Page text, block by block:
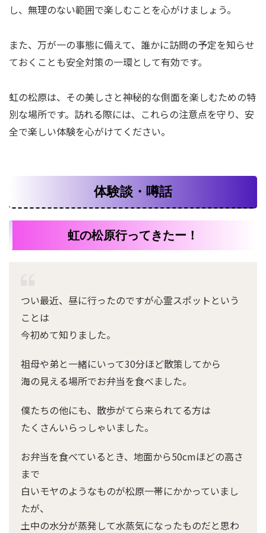
し、無理のない範囲で楽しむことを心がけましょう。
また、万が一の事態に備えて、誰かに訪問の予定を知らせ
ておくことも安全対策の一環として有効です。
虹の松原は、その美しさと神秘的な側面を楽しむための特
別な場所です。訪れる際には、これらの注意点を守り、安
全で楽しい体験を心がけてください。
体験談・噂話
虹の松原行ってきたー！
つい最近、昼に行ったのですが心霊スポットという
ことは
今初めて知りました。
祖母や弟と一緒にいって30分ほど散策してから
海の見える場所でお弁当を食べました。
僕たちの他にも、散歩がてら来られてる方は
たくさんいらっしゃいました。
お弁当を食べているとき、地面から50cmほどの高さ
まで
白いモヤのようなものが松原一帯にかかっていまし
たが、
土中の水分が蒸発して水蒸気になったものだと思わ